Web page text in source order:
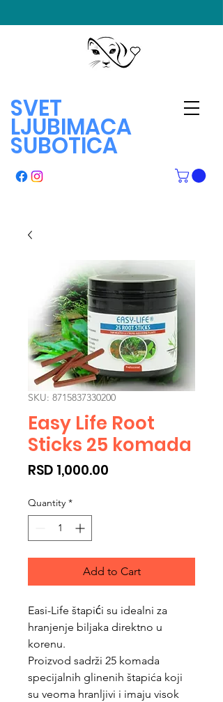
SVET
LJUBIMACA
SUBOTICA
SKU: 8715837330200
Easy Life Root
Sticks 25 komada
RSD 1,000.00
Quantity *
Add to Cart
Easi-Life štapići su idealni za
hranjenje biljaka direktno u
korenu.
Proizvod sadrži 25 komada
specijalnih glinenih štapića koji
su veoma hranljivi i imaju visok